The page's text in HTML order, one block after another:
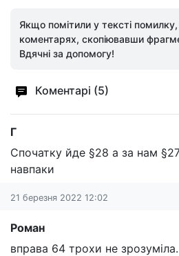
Якщо помітили у тексті помилку,
коментарях, скопіювавши
Вдячні за допомогу!
Коментарі (5)
Г
Спочатку йде §28 а за нам
навпаки
21 березня 2022 12:02
Роман
вправа 64 трохи не зрозуміла.